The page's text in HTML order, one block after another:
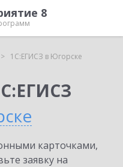
8
1С:ЕГИСЗ в Югорске
карточками,
заявку на